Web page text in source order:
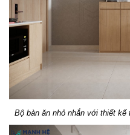
Bộ bàn ăn nhỏ nhắn với thiết